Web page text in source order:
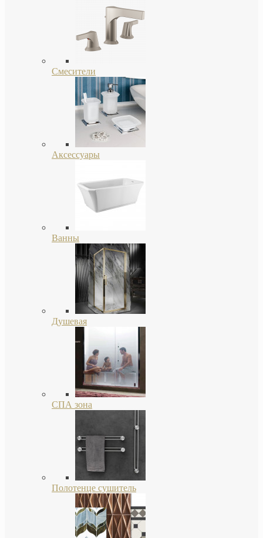
Смесители
Аксессуары
Ванны
Душевая
СПА зона
Полотенце сушитель